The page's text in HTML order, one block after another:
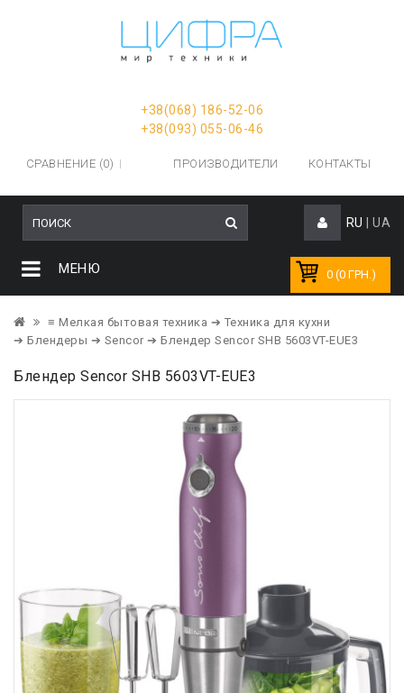
+38(068) 186-52-06
+38(093) 055-06-46
СРАВНЕНИЕ (0) ПРОИЗВОДИТЕЛИ КОНТАКТЫ
RU UA
0 (0 ГРН.)
МЕНЮ
≡ Мелкая бытовая техника ➔ Техника для кухни
➔ Блендеры ➔ Sencor ➔ Блендер Sencor SHB 5603VT-EUE3
Блендер Sencor SHB 5603VT-EUE3